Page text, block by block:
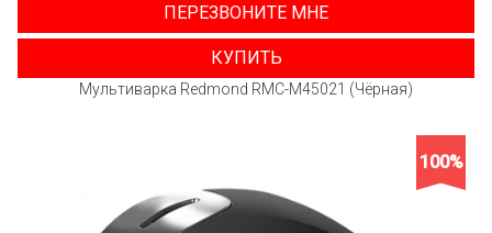
ПЕРЕЗВОНИТЕ МНЕ
КУПИТЬ
Мультиварка Redmond RMC-M45021 (Чёрная)
100%